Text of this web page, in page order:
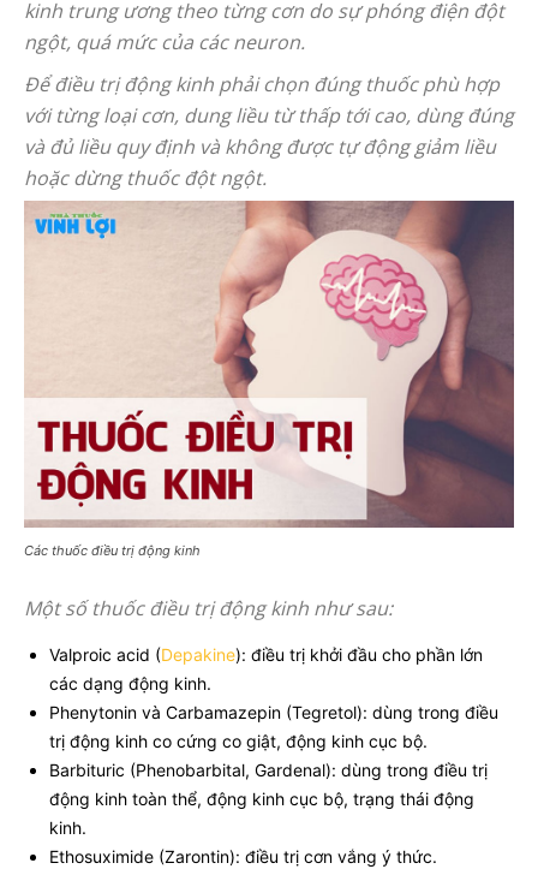
kinh trung ương theo từng cơn do sự phóng điện đột
ngột, quá mức của các neuron.
Để điều trị động kinh phải chọn đúng thuốc phù hợp
với từng loại cơn, dung liều từ thấp tới cao, dùng đúng
và đủ liều quy định và không được tự động giảm liều
hoặc dừng thuốc đột ngột.
Các thuốc điều trị động kinh
Một số thuốc điều trị động kinh như sau:
Valproic acid (Depakine): điều trị khởi đầu cho phần lớn
các dạng động kinh.
Phenytonin và Carbamazepin (Tegretol): dùng trong điều
trị động kinh co cứng co giật, động kinh cục bộ.
Barbituric (Phenobarbital, Gardenal): dùng trong điều trị
động kinh toàn thể, động kinh cục bộ, trạng thái động
kinh.
Ethosuximide (Zarontin): điều trị cơn vắng ý thức.